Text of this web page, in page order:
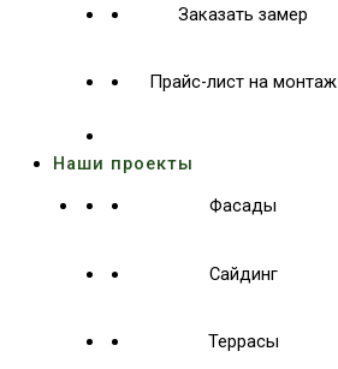
Заказать замер
Прайс-лист на монтаж
Наши проекты
Фасады
Сайдинг
Террасы